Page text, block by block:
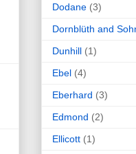
Dodane (3)
Dornblüth and
Dunhill (1)
Ebel (4)
Eberhard (3)
Edmond (2)
Ellicott (1)